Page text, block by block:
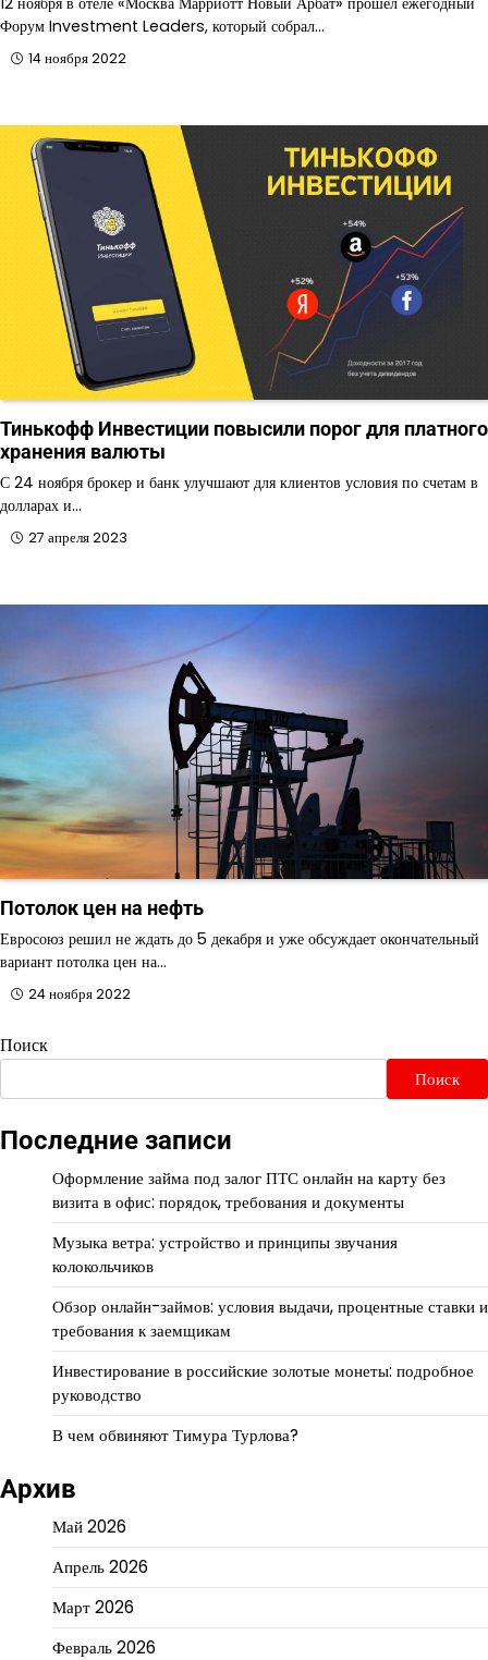
Форум Investment Leaders, который собрал…
14 ноября 2022
Тинькофф Инвестиции повысили порог для платного
хранения валюты
С 24 ноября брокер и банк улучшают для клиентов условия по счетам в
долларах и…
27 апреля 2023
Потолок цен на нефть
Евросоюз решил не ждать до 5 декабря и уже обсуждает окончательный
вариант потолка цен на…
24 ноября 2022
Поиск
Поиск
Последние записи
Оформление займа под залог ПТС онлайн на карту без
визита в офис: порядок, требования и документы
Музыка ветра: устройство и принципы звучания
колокольчиков
Обзор онлайн-займов: условия выдачи, процентные ставки и
требования к заемщикам
Инвестирование в российские золотые монеты: подробное
руководство
В чем обвиняют Тимура Турлова?
Архив
Май 2026
Апрель 2026
Март 2026
Февраль 2026